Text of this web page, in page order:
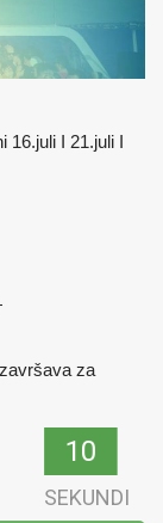
16.juli I 21.juli I
za
09
09
SEKUNDI